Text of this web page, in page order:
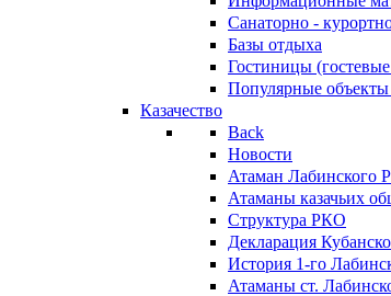
Санаторно -
Базы отдыха
Гостиницы
Популярные объекты
Казачество
Back
Новости
Атаман Лабинского
Атаманы казачьих
Структура РКО
Декларация
История 1-го
Атаманы ст.